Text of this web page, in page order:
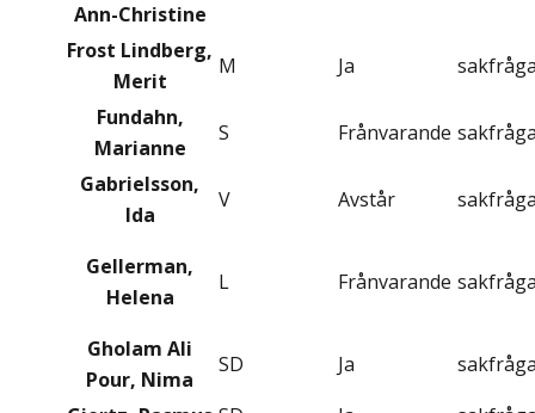
Ann-Christine
Frost Lindberg,
Merit
M Ja
Fundahn,
Marianne
S Frånvarande
Gabrielsson,
Ida
V Avstår
Gellerman,
Helena
L Frånvarande
Gholam Ali
Pour, Nima
SD Ja